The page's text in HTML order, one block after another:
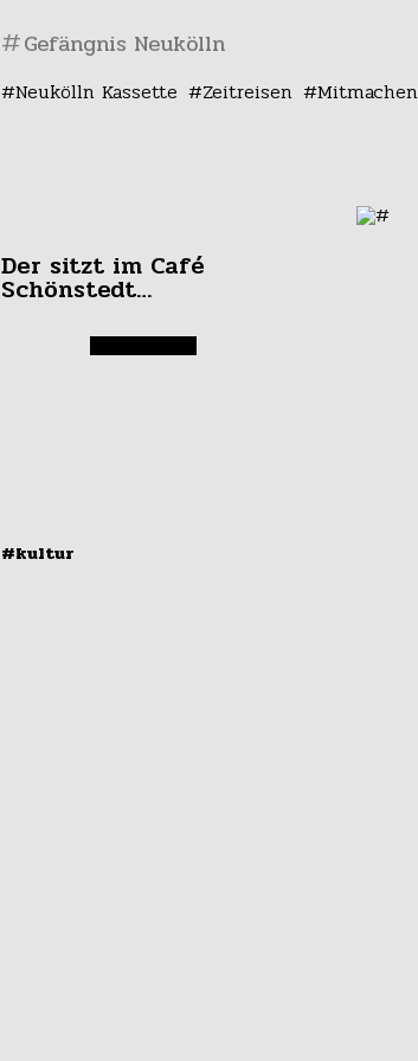
#
Neukölln Kassette Zeitreisen Mitmachen
Der sitzt im Café
Schönstedt…
#kultur